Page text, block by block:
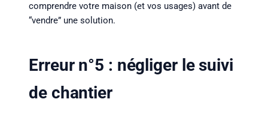
comprendre votre maison (et vos usages) avant de
“vendre” une solution.
Erreur n°5 : négliger le suivi
de chantier